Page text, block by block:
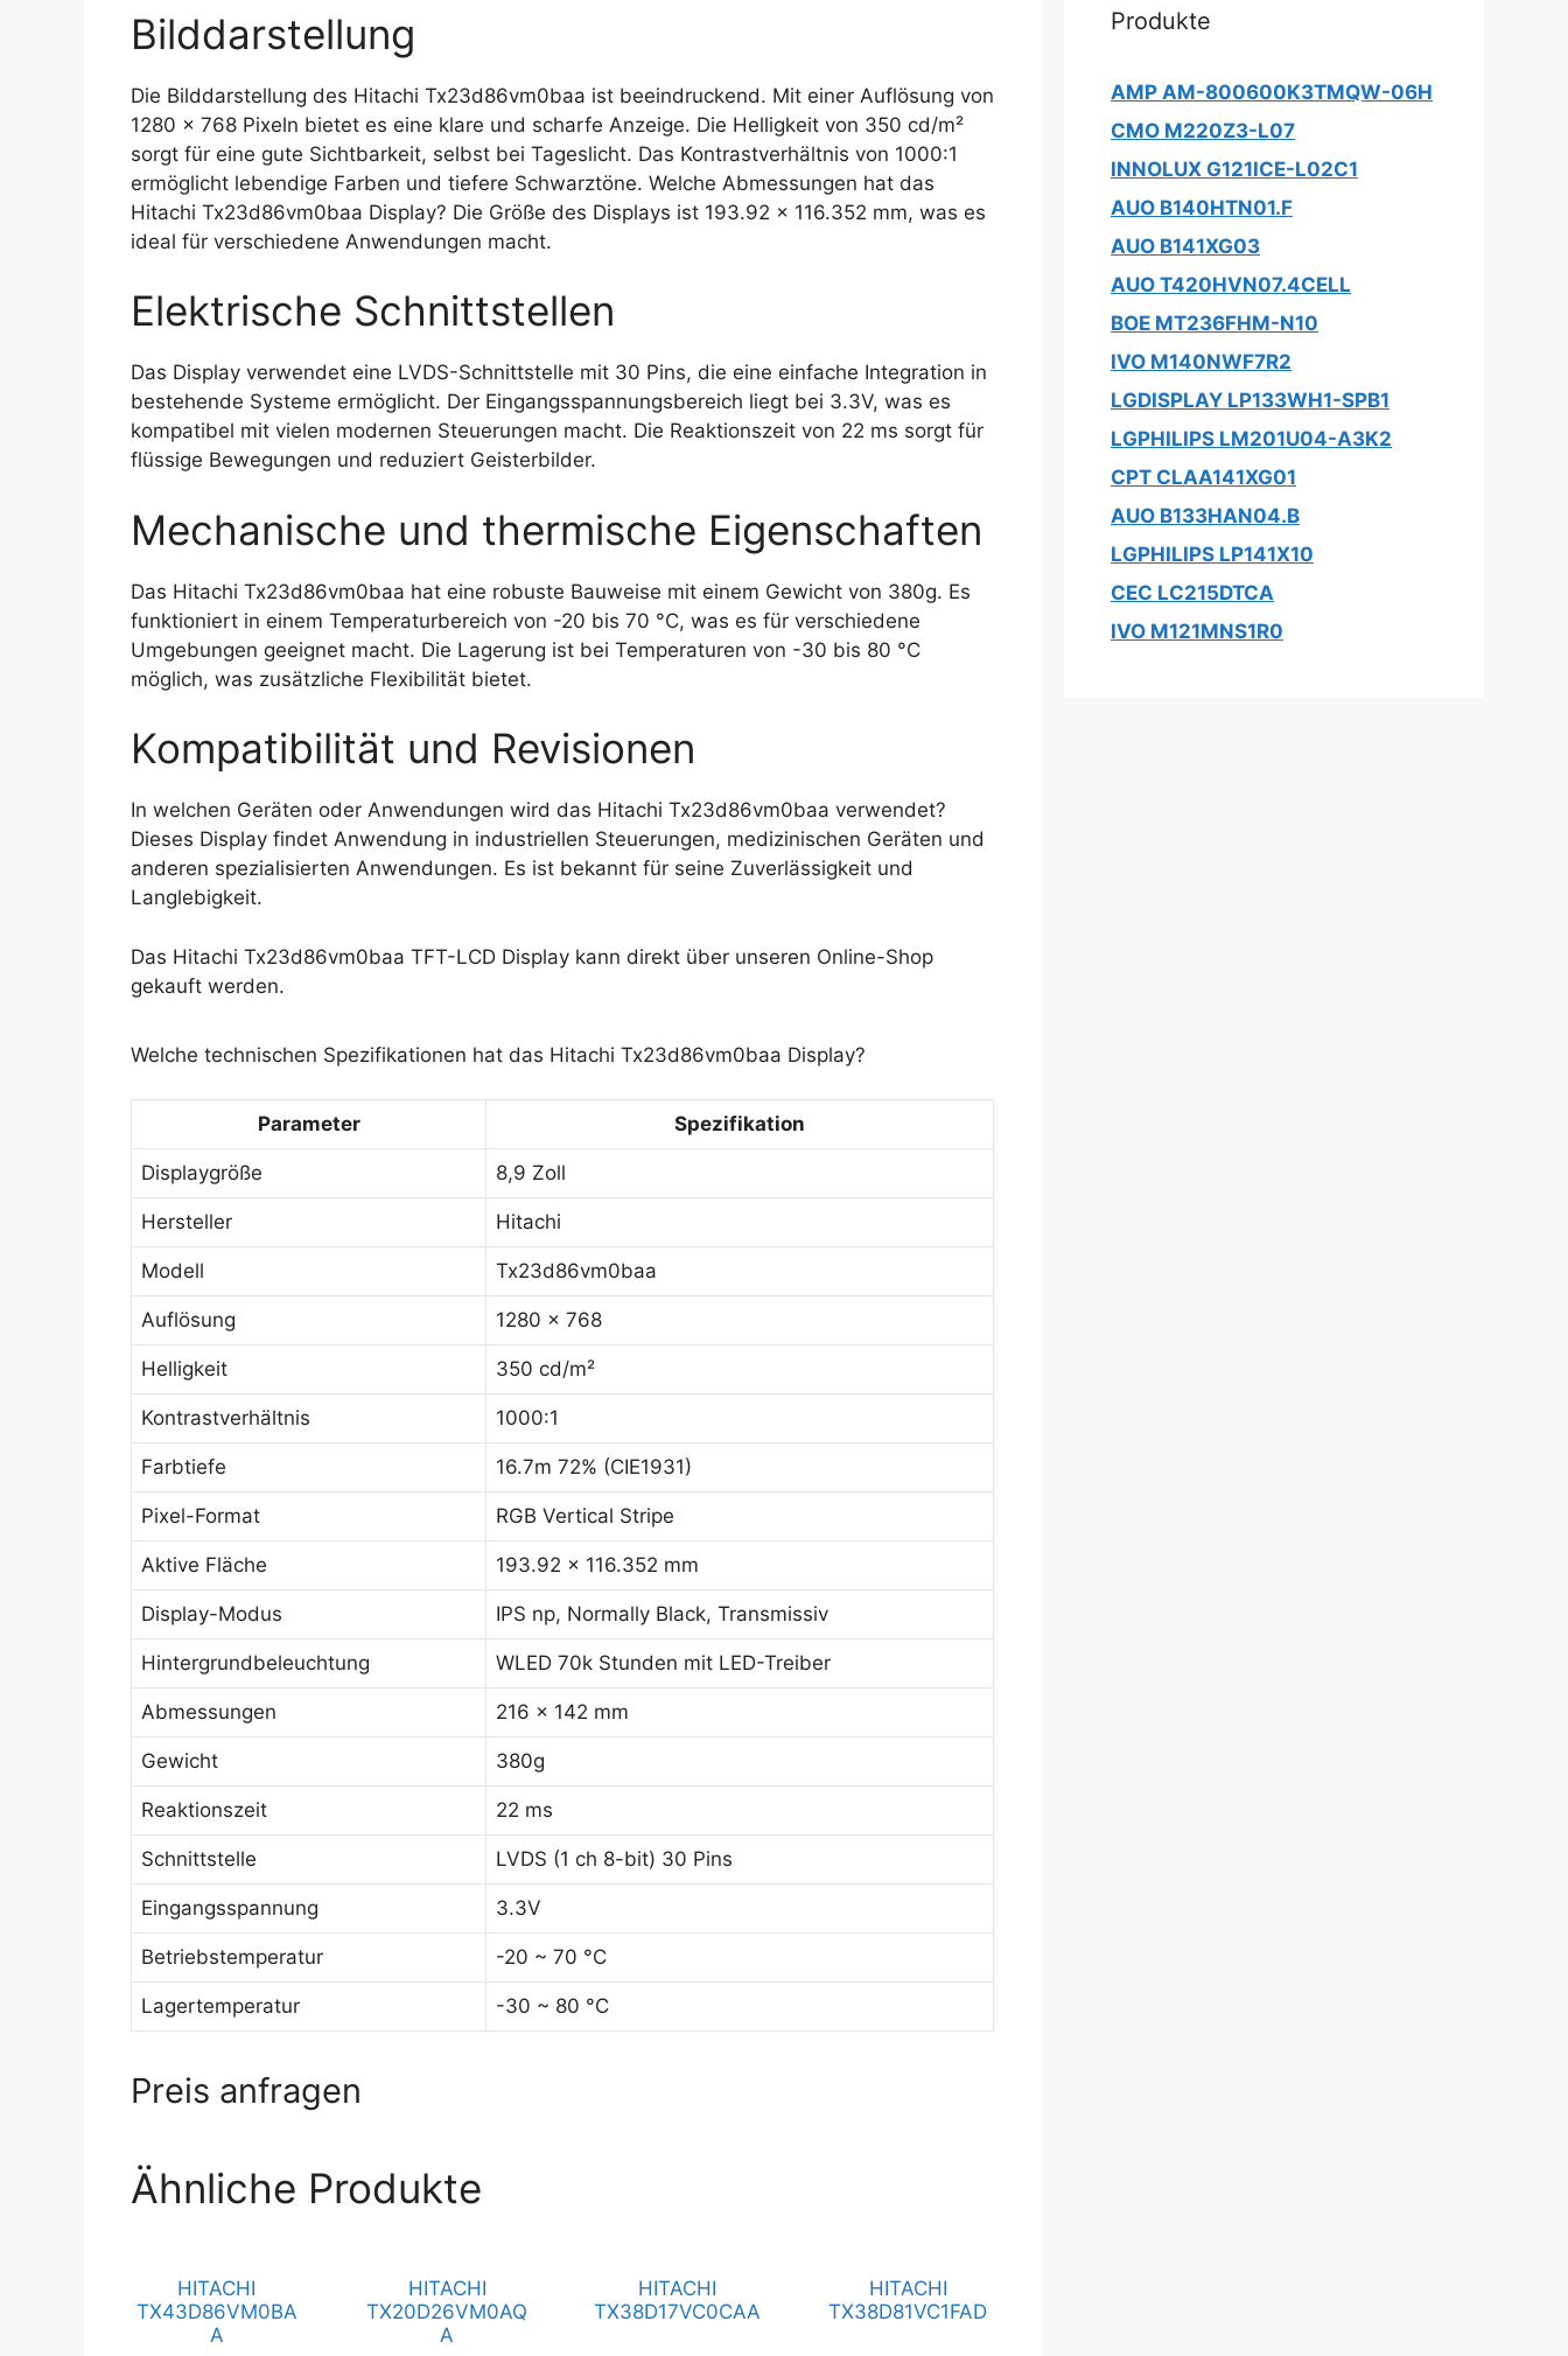
Bilddarstellung
Die Bilddarstellung des Hitachi Tx23d86vm0baa ist beeindruckend. Mit einer Auflösung von
1280 x 768 Pixeln bietet es eine klare und scharfe Anzeige. Die Helligkeit von 350 cd/m²
sorgt für eine gute Sichtbarkeit, selbst bei Tageslicht. Das Kontrastverhältnis von 1000:1
ermöglicht lebendige Farben und tiefere Schwarztöne. Welche Abmessungen hat das
Hitachi Tx23d86vm0baa Display? Die Größe des Displays ist 193.92 x 116.352 mm, was es
ideal für verschiedene Anwendungen macht.
Elektrische Schnittstellen
Das Display verwendet eine LVDS-Schnittstelle mit 30 Pins, die eine einfache Integration in
bestehende Systeme ermöglicht. Der Eingangsspannungsbereich liegt bei 3.3V, was es
kompatibel mit vielen modernen Steuerungen macht. Die Reaktionszeit von 22 ms sorgt für
flüssige Bewegungen und reduziert Geisterbilder.
Mechanische und thermische Eigenschaften
Das Hitachi Tx23d86vm0baa hat eine robuste Bauweise mit einem Gewicht von 380g. Es
funktioniert in einem Temperaturbereich von -20 bis 70 °C, was es für verschiedene
Umgebungen geeignet macht. Die Lagerung ist bei Temperaturen von -30 bis 80 °C
möglich, was zusätzliche Flexibilität bietet.
Kompatibilität und Revisionen
In welchen Geräten oder Anwendungen wird das Hitachi Tx23d86vm0baa verwendet?
Dieses Display findet Anwendung in industriellen Steuerungen, medizinischen Geräten und
anderen spezialisierten Anwendungen. Es ist bekannt für seine Zuverlässigkeit und
Langlebigkeit.
Das Hitachi Tx23d86vm0baa TFT-LCD Display kann direkt über unseren Online-Shop
gekauft werden.
Welche technischen Spezifikationen hat das Hitachi Tx23d86vm0baa Display?
Parameter Spezifikation
Displaygröße 8,9 Zoll
Hersteller Hitachi
Modell Tx23d86vm0baa
Auflösung 1280 x 768
Helligkeit 350 cd/m²
Kontrastverhältnis 1000:1
Farbtiefe 16.7m 72% (CIE1931)
Pixel-Format RGB Vertical Stripe
Aktive Fläche 193.92 x 116.352 mm
Display-Modus IPS np, Normally Black, Transmissiv
Hintergrundbeleuchtung WLED 70k Stunden mit LED-Treiber
Abmessungen 216 x 142 mm
Gewicht 380g
Reaktionszeit 22 ms
Schnittstelle LVDS (1 ch 8-bit) 30 Pins
Eingangsspannung 3.3V
Betriebstemperatur -20 ~ 70 °C
Lagertemperatur -30 ~ 80 °C
Preis anfragen
Ähnliche Produkte
HITACHI
TX43D86VM0BA
A
HITACHI
TX20D26VM0AQ
A
HITACHI
TX38D17VC0CAA
HITACHI
TX38D81VC1FAD
Produkte
AMP AM-800600K3TMQW-06H
CMO M220Z3-L07
INNOLUX G121ICE-L02C1
AUO B140HTN01.F
AUO B141XG03
AUO T420HVN07.4CELL
BOE MT236FHM-N10
IVO M140NWF7R2
LGDISPLAY LP133WH1-SPB1
LGPHILIPS LM201U04-A3K2
CPT CLAA141XG01
AUO B133HAN04.B
LGPHILIPS LP141X10
CEC LC215DTCA
IVO M121MNS1R0